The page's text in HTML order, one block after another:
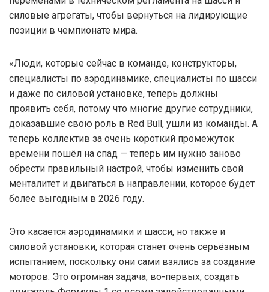
силовые агрегаты, чтобы вернуться на лидирующие
позиции в чемпионате мира.
«Люди, которые сейчас в команде, конструкторы,
специалисты по аэродинамике, специалисты по шасси
и даже по силовой установке, теперь должны
проявить себя, потому что многие другие сотрудники,
доказавшие свою роль в Red Bull, ушли из команды. А
теперь коллектив за очень короткий промежуток
времени пошёл на спад — теперь им нужно заново
обрести правильный настрой, чтобы изменить свой
менталитет и двигаться в направлении, которое будет
более выгодным в 2026 году.
Это касается аэродинамики и шасси, но также и
силовой установки, которая станет очень серьёзным
испытанием, поскольку они сами взялись за создание
моторов. Это огромная задача, во-первых, создать